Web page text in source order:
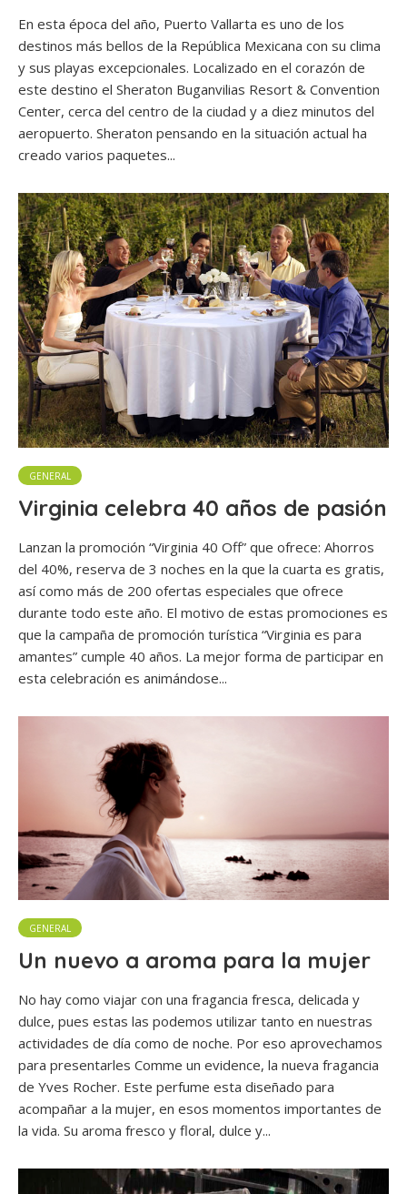
En esta época del año, Puerto Vallarta es uno de los
destinos más bellos de la República Mexicana con su clima
y sus playas excepcionales. Localizado en el corazón de
este destino el Sheraton Buganvilias Resort & Convention
Center, cerca del centro de la ciudad y a diez minutos del
aeropuerto. Sheraton pensando en la situación actual ha
creado varios paquetes...
GENERAL
Virginia celebra 40 años de pasión
Lanzan la promoción “Virginia 40 Off” que ofrece: Ahorros
del 40%, reserva de 3 noches en la que la cuarta es gratis,
así como más de 200 ofertas especiales que ofrece
durante todo este año. El motivo de estas promociones es
que la campaña de promoción turística “Virginia es para
amantes” cumple 40 años. La mejor forma de participar en
esta celebración es animándose...
GENERAL
Un nuevo a aroma para la mujer
No hay como viajar con una fragancia fresca, delicada y
dulce, pues estas las podemos utilizar tanto en nuestras
actividades de día como de noche. Por eso aprovechamos
para presentarles Comme un evidence, la nueva fragancia
de Yves Rocher. Este perfume esta diseñado para
acompañar a la mujer, en esos momentos importantes de
la vida. Su aroma fresco y floral, dulce y...